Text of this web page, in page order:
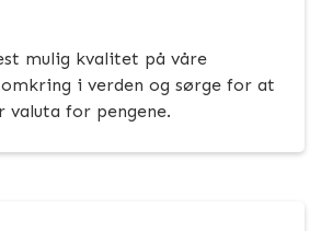
mulig kvalitet på våre
i verden og sørge for at
valuta for pengene.